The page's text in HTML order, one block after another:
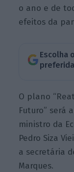
o ano e de
efeitos da
Escolha
O plano
Futuro” será
ministro da
Pedro Siza
a secretária
Marques.